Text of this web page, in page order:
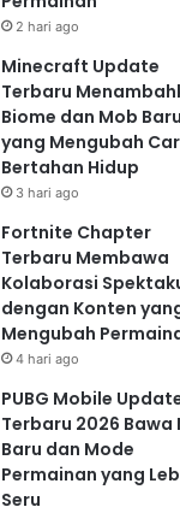
2 hari ago
Minecraft Update
Terbaru
Biome dan Mob Baru
yang Mengubah
Bertahan Hidup
3 hari ago
Fortnite Chapter
Terbaru Membawa
Kolaborasi
dengan Konten
Mengubah
4 hari ago
PUBG Mobile
Terbaru 2026 Bawa
Baru dan Mode
Permainan yang
Seru